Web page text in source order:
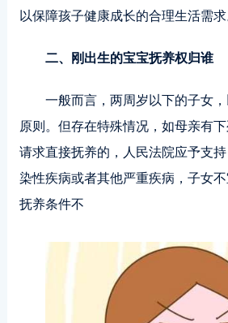
以保障孩子健康成长的合理生活需求
二、刚出生的宝宝抚养权归谁
一般而言，两周岁以下的子女
原则。但存在特殊情况，如母亲有
请求直接抚养的，人民法院应予支
染性疾病或者其他严重疾病，子女
抚养条件不